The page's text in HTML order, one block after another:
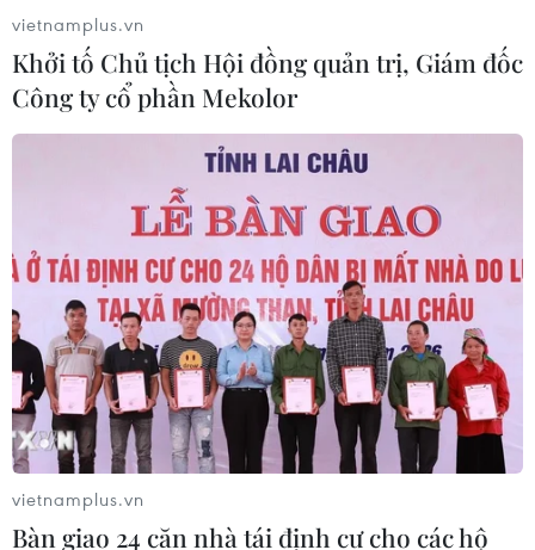
vietnamplus.vn
Khởi tố Chủ tịch Hội đồng quản trị, Giám đốc
Công ty cổ phần Mekolor
vietnamplus.vn
Bàn giao 24 căn nhà tái định cư cho các hộ